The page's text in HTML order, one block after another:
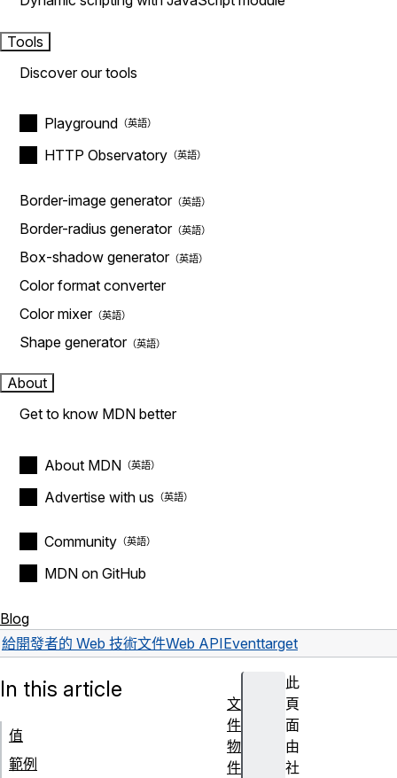
Tools
Discover our tools
Playground
HTTP Observatory
Border-image generator
Border-radius generator
Box-shadow generator
Color format converter
Color mixer
Shape generator
About
Get to know MDN better
About MDN
Advertise with us
Community
MDN on GitHub
Blog
給開發者的 Web 技術文件Web APIEventtarget
此
頁
面
由
社
In this article
值
範例
文
件
物
件